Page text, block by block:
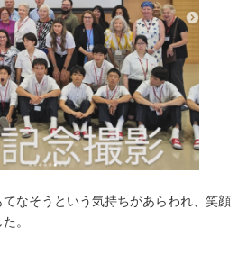
なそうという気持ちがあらわれ、笑顔
。